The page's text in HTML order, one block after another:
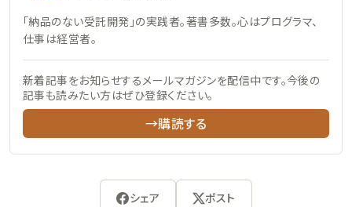
「納品のない受託開発」の実践者。著書多数。心はプログラマ、
仕事は経営者。
新着記事をお知らせするメールマガジンを配信中です。今後の
記事も読みたい方はぜひ登録ください。
→購読する
シェア ポスト